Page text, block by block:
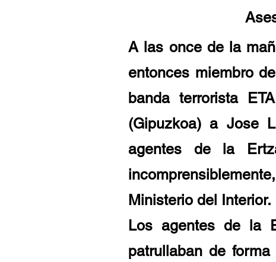
A las once de la
entonces miembro
banda terrorista
(Gipuzkoa) a Jose
agentes de la
Ministerio del Interior.
Los agentes de la
patrullaban de